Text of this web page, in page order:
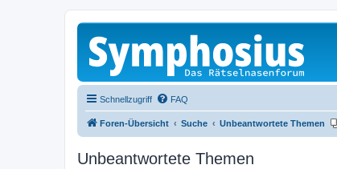
Schnellzugriff FAQ
Foren-Übersicht Suche Unbeantwortete Themen
Unbeantwortete Themen